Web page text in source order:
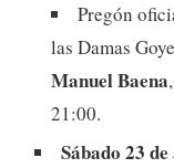
Pregón
las Damas
Manuel Baena
21:00.
Sábado 23